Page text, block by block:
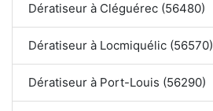
Dératiseur à Cléguérec (56480)
Dératiseur à Locmiquélic (56570)
Dératiseur à Port-Louis (56290)